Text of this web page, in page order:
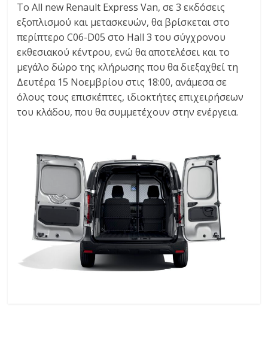
To All new Renault Express Van, σε 3 εκδόσεις
εξοπλισμού και μετασκευών, θα βρίσκεται στο
περίπτερο C06-D05 στο Hall 3 του σύγχρονου
εκθεσιακού κέντρου, ενώ θα αποτελέσει και το
μεγάλο δώρο της κλήρωσης που θα διεξαχθεί τη
Δευτέρα 15 Νοεμβρίου στις 18:00, ανάμεσα σε
όλους τους επισκέπτες, ιδιοκτήτες επιχειρήσεων
του κλάδου, που θα συμμετέχουν στην ενέργεια.